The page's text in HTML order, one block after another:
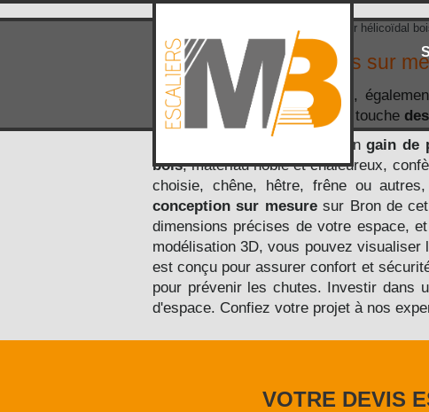
Zone d'intervention > Escalier hélicoïdal
Escalier hélicoïdal bois sur
L'escalier hélicoïdal en bois ,
l'espace tout en apportant une touche
Sa forme en spirale permet ungain de
bois, matériau noble et chaleureux,
choisie, chêne, hêtre, frêne ou
conception sur mesuresur Bron de
dimensions précises de votre espace,
modélisation 3D, vous pouvez
est conçu pour assurer confort et
pour prévenir les chutes. Investir dans
d'espace. Confiez votre projet à nos
VOTRE DEVIS